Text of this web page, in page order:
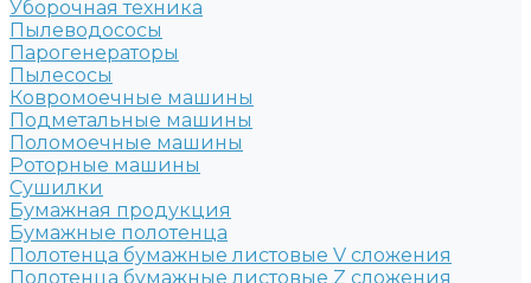
Уборочная техника
Пылеводососы
Парогенераторы
Пылесосы
Ковромоечные машины
Подметальные машины
Поломоечные машины
Роторные машины
Сушилки
Бумажная продукция
Бумажные полотенца
Полотенца бумажные листовые V сложения
Полотенца бумажные листовые Z сложения